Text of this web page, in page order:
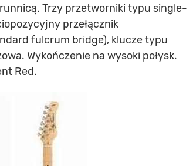
Trzy przetworniki typu single-
przełącznik
fulcrum bridge), klucze typu
Wykończenie na wysoki połysk.
Red.